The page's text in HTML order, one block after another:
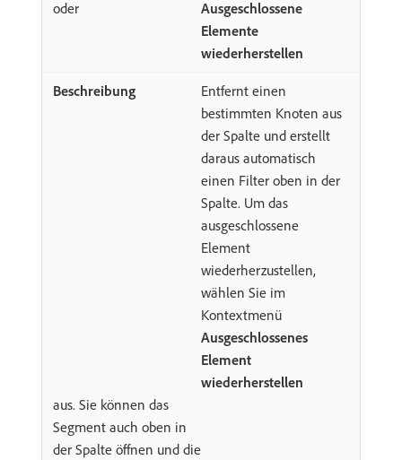
oder
Ausgeschlossene
Elemente
wiederherstellen
Entfernt einen
bestimmten Knoten aus
der Spalte und erstellt
daraus automatisch
einen Filter oben in der
Spalte. Um das
ausgeschlossene
Element
wiederherzustellen,
wählen Sie im
Kontextmenü
Ausgeschlossenes
Element
wiederherstellen
aus. Sie können das
Segment auch oben in
der Spalte öffnen und die